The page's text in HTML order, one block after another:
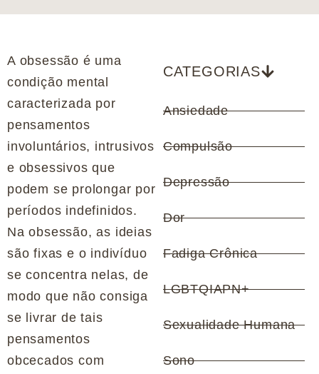
A obsessão é uma
condição mental
caracterizada por
pensamentos
involuntários, intrusivos
e obsessivos que
podem se prolongar por
períodos indefinidos.
Na obsessão, as ideias
são fixas e o indivíduo
se concentra nelas, de
modo que não consiga
se livrar de tais
pensamentos
obcecados com
CATEGORIAS
Ansiedade
Compulsão
Depressão
Dor
Fadiga Crônica
LGBTQIAPN+
Sexualidade Humana
Sono